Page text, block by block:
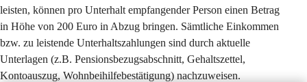
leisten, können pro Unterhalt empfangender Person einen Betrag
in Höhe von 200 Euro in Abzug bringen. Sämtliche Einkommen
bzw. zu leistende Unterhaltszahlungen sind durch aktuelle
Unterlagen (z.B. Pensionsbezugsabschnitt, Gehaltszettel,
Kontoauszug, Wohnbeihilfebestätigung) nachzuweisen.